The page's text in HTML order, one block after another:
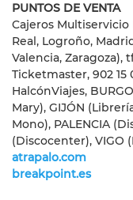
PUNTOS DE VENTA
Cajeros Multiservicio
Real, Logroño,
Valencia, Zaragoza),
Ticketmaster, 902 15
HalcónViajes,
Mary), GIJÓN
Mono), PALENCIA
(Discocenter), VIGO
atrapalo.com
breakpoint.es